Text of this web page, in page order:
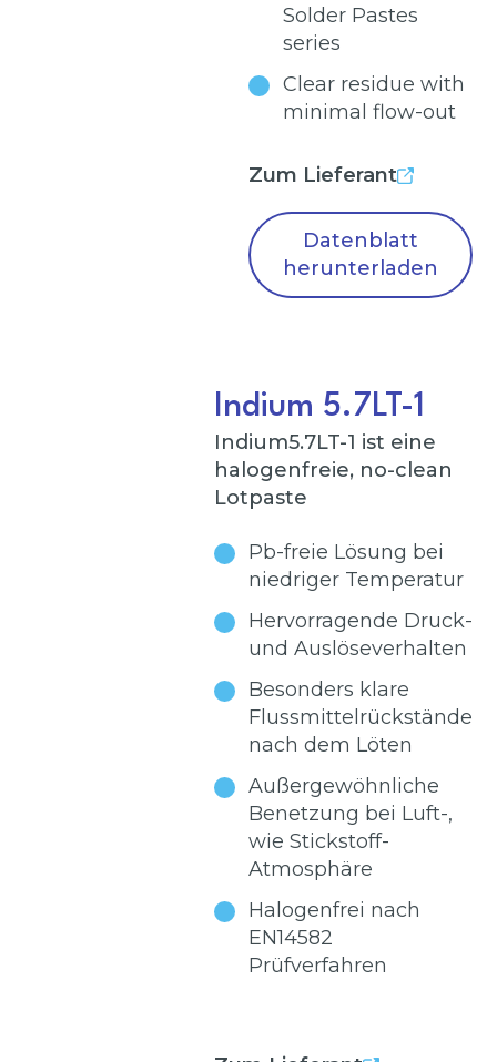
Solder Pastes
series
Clear residue with
minimal flow-out
Zum Lieferant
Datenblatt
herunterladen
Indium 5.7LT-1
Indium5.7LT-1 ist eine
halogenfreie, no-clean
Lotpaste
Pb-freie Lösung bei
niedriger Temperatur
Hervorragende Druck-
und Auslöseverhalten
Besonders klare
Flussmittelrückstände
nach dem Löten
Außergewöhnliche
Benetzung bei Luft-,
wie Stickstoff-
Atmosphäre
Halogenfrei nach
EN14582
Prüfverfahren